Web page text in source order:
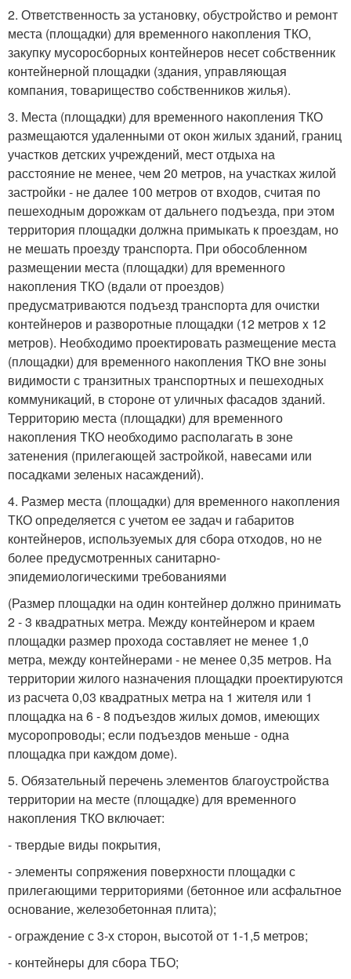
2. Ответственность за установку, обустройство и ремонт
места (площадки) для временного накопления ТКО,
закупку мусоросборных контейнеров несет собственник
контейнерной площадки (здания, управляющая
компания, товарищество собственников жилья).
3. Места (площадки) для временного накопления ТКО
размещаются удаленными от окон жилых зданий, границ
участков детских учреждений, мест отдыха на
расстояние не менее, чем 20 метров, на участках жилой
застройки - не далее 100 метров от входов, считая по
пешеходным дорожкам от дальнего подъезда, при этом
территория площадки должна примыкать к проездам, но
не мешать проезду транспорта. При обособленном
размещении места (площадки) для временного
накопления ТКО (вдали от проездов)
предусматриваются подъезд транспорта для очистки
контейнеров и разворотные площадки (12 метров x 12
метров). Необходимо проектировать размещение места
(площадки) для временного накопления ТКО вне зоны
видимости с транзитных транспортных и пешеходных
коммуникаций, в стороне от уличных фасадов зданий.
Территорию места (площадки) для временного
накопления ТКО необходимо располагать в зоне
затенения (прилегающей застройкой, навесами или
посадками зеленых насаждений).
4. Размер места (площадки) для временного накопления
ТКО определяется с учетом ее задач и габаритов
контейнеров, используемых для сбора отходов, но не
более предусмотренных санитарно-
эпидемиологическими требованиями
(Размер площадки на один контейнер должно принимать
2 - 3 квадратных метра. Между контейнером и краем
площадки размер прохода составляет не менее 1,0
метра, между контейнерами - не менее 0,35 метров. На
территории жилого назначения площадки проектируются
из расчета 0,03 квадратных метра на 1 жителя или 1
площадка на 6 - 8 подъездов жилых домов, имеющих
мусоропроводы; если подъездов меньше - одна
площадка при каждом доме).
5. Обязательный перечень элементов благоустройства
территории на месте (площадке) для временного
накопления ТКО включает:
- твердые виды покрытия,
- элементы сопряжения поверхности площадки с
прилегающими территориями (бетонное или асфальтное
основание, железобетонная плита);
- ограждение с 3-х сторон, высотой от 1-1,5 метров;
- контейнеры для сбора ТБО;